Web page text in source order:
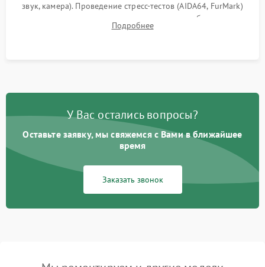
звук, камера). Проведение стресс-тестов (AIDA64, FurMark)
для контроля температурного режима и стабильности
системы под пиковой нагрузкой.
Подробнее
У Вас остались вопросы?
Оставьте заявку, мы свяжемся с Вами в ближайшее
время
Заказать звонок